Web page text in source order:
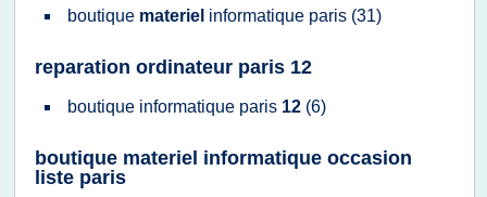
boutique materiel informatique paris (31)
reparation ordinateur paris 12
boutique informatique paris 12 (6)
boutique materiel informatique occasion
liste paris